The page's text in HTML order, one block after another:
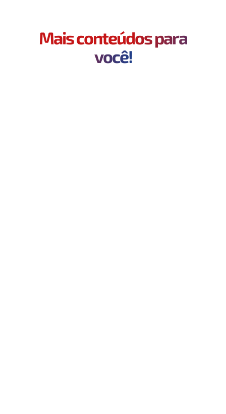
Mais conteúdos para
você!